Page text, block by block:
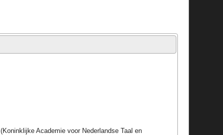
(Koninklijke Academie voor Nederlandse Taal en